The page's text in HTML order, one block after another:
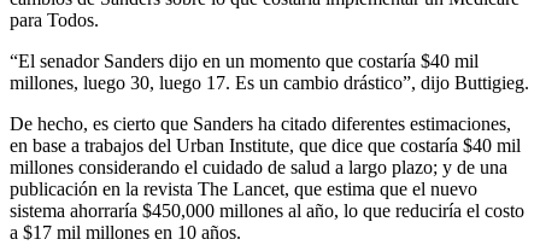
para Todos.
“El senador Sanders dijo en un momento que costaría $40 mil
millones, luego 30, luego 17. Es un cambio drástico”, dijo Buttigieg.
De hecho, es cierto que Sanders ha citado diferentes estimaciones,
en base a trabajos del Urban Institute, que dice que costaría $40 mil
millones considerando el cuidado de salud a largo plazo; y de una
publicación en la revista The Lancet, que estima que el nuevo
sistema ahorraría $450,000 millones al año, lo que reduciría el costo
a $17 mil millones en 10 años.